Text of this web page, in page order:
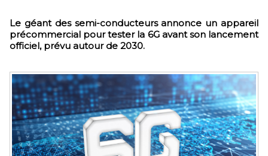
Le géant des semi-conducteurs annonce un appareil
précommercial pour tester la 6G avant son lancement
officiel, prévu autour de 2030.